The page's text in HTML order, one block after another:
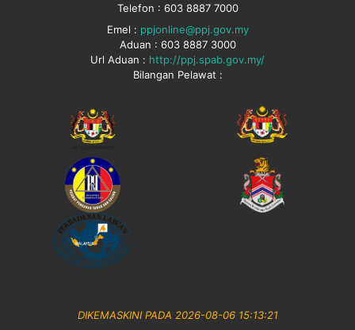
Telefon : 603 8887 7000
Emel : ppjonline@ppj.gov.my
Aduan : 603 8887 3000
Url Aduan : http://ppj.spab.gov.my/
Bilangan Pelawat :
DIKEMASKINI PADA 2026-08-06 15:13:21